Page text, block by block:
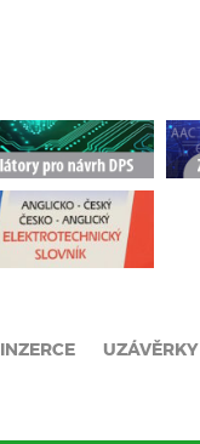
INZERCE UZÁVĚRKY